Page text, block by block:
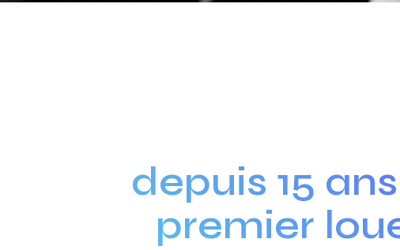
depuis 15
premier